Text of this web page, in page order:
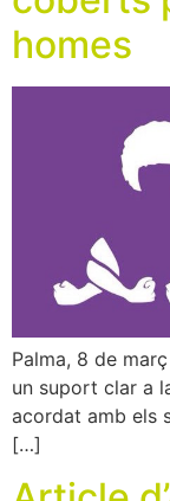
homes
Palma, 8 de
un suport clar a
acordat amb els
[…]